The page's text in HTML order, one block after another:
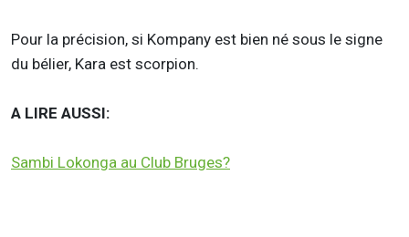
Pour la précision, si Kompany est bien né sous le signe
du bélier, Kara est scorpion.
A LIRE AUSSI:
Sambi Lokonga au Club Bruges?